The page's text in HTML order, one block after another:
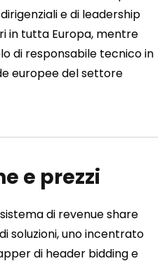
e di leadership
in tutta Europa, mentre
di responsabile tecnico in
europee del settore
e prezzi
di revenue share
soluzioni, uno incentrato
di header bidding e